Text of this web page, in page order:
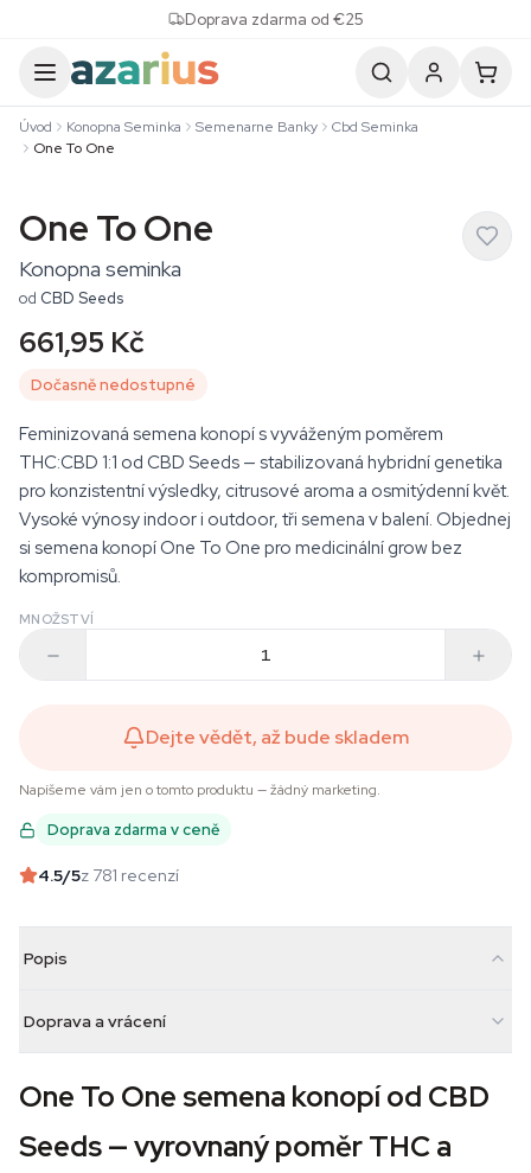
Doprava zdarma od €25
Úvod Konopna Seminka Semenarne Banky
Cbd Seminka
One To One
One To One
Konopna seminka
od CBD Seeds
661,95 Kč
Dočasně nedostupné
Feminizovaná semena konopí s vyváženým poměrem
THC:CBD 1:1 od CBD Seeds — stabilizovaná hybridní genetika
pro konzistentní výsledky, citrusové aroma a osmitýdenní květ.
Vysoké výnosy indoor i outdoor, tři semena v balení. Objednej
si semena konopí One To One pro medicinální grow bez
kompromisů.
MNOŽSTVÍ
Dejte vědět, až bude skladem
Napíšeme vám jen o tomto produktu — žádný marketing.
Doprava zdarma v ceně
4.5/5z 781 recenzí
Popis
Doprava a vrácení
One To One semena konopí od CBD
Seeds — vyrovnaný poměr THC a